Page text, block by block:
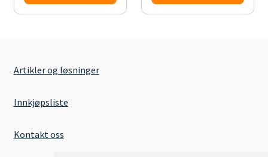
Artikler og løsninger
Innkjøpsliste
Kontakt oss